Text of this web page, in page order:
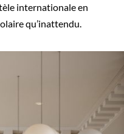
internationale en
qu’inattendu.